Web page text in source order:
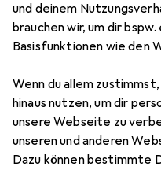
und deinem
brauchen wir, um dir
Basisfunktionen wie den
Wenn du allem
hinaus nutzen, um dir
unsere Webseite zu
unseren und anderen
Dazu können bestimmte
Zubehör für
Hier findest du passendes
Oldonina aus der